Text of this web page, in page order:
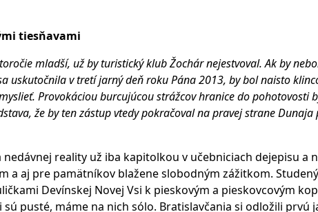
tiesňavami
mladší, už by turistický klub Žochár nejestvoval. Ak by
uskutočnila v tretí jarný deň roku Pána 2013, by bol naisto
Provokáciou burcujúcou strážcov hranice do pohotovosti
že by ten zástup vtedy pokračoval na pravej strane
reality už iba kapitolkou v učebniciach dejepisu a
a aj pre pamätníkov blažene slobodným zážitkom.
Devínskej Novej Vsi k pieskovým a pieskovcovým
pusté, máme na nich sólo. Bratislavčania si odložili prvú